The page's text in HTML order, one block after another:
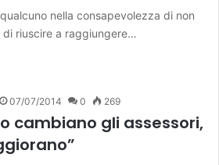
nella consapevolezza di non
riuscire a raggiungere…
07/07/2014 0 269
cambiano gli assessori,